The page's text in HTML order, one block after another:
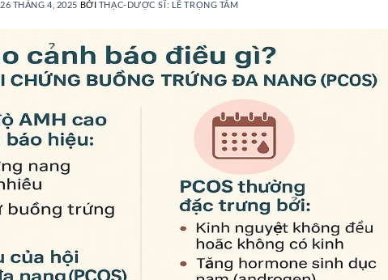
26 THÁNG 4, 2025 BỞI THẠC-DƯỢC SĨ: LÊ TRỌNG TÂM